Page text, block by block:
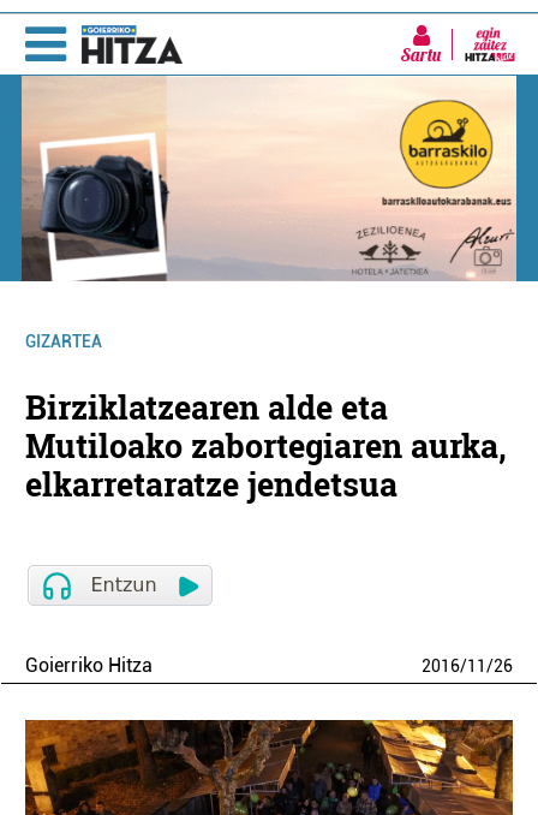
Sartu
GIZARTEA
Birziklatzearen alde eta
Mutiloako zabortegiaren aurka,
elkarretaratze jendetsua
Goierriko Hitza 2016/11/26